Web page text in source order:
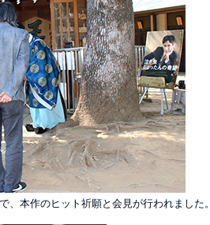
、本作のヒット祈願と会見が行われました。